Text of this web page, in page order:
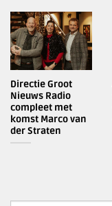
Directie Groot
Nieuws Radio
compleet met
komst Marco van
der Straten